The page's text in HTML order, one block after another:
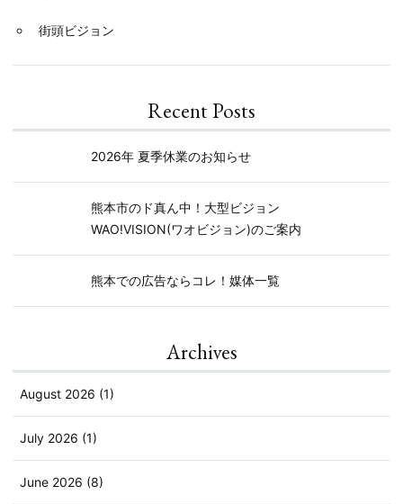
街頭ビジョン
Recent Posts
2026年 夏季休業のお知らせ
熊本市のド真ん中！大型ビジョン
WAO!VISION(ワオビジョン)のご案内
熊本での広告ならコレ！媒体一覧
Archives
August 2026 (1)
July 2026 (1)
June 2026 (8)